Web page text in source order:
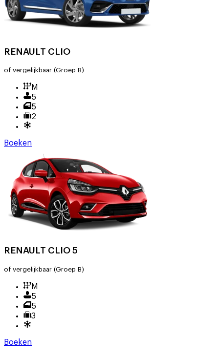
RENAULT CLIO
of vergelijkbaar (Groep B)
M
5
5
2
Boeken
RENAULT CLIO 5
of vergelijkbaar (Groep B)
M
5
5
3
Boeken